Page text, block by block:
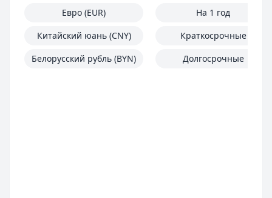
Евро (EUR)
Китайский юань (CNY)
Белорусский рубль (BYN)
На 1 год
Краткосрочные
Долгосрочные